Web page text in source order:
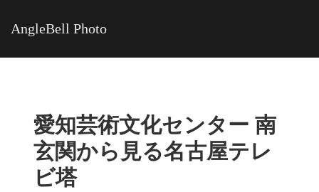
AngleBell Photo
愛知芸術文化センター 南
玄関から見る名古屋テレ
ビ塔